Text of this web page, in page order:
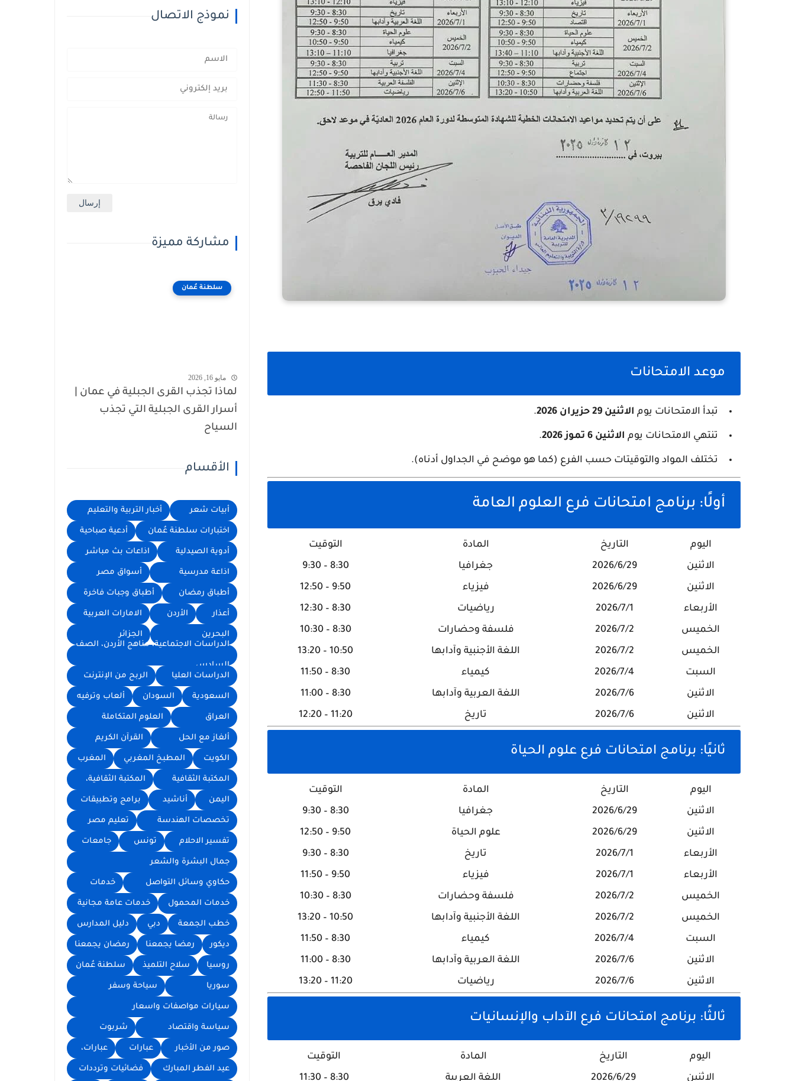
موعد الامتحانات
تبدأ الامتحانات يوم الاثنين 29 حزيران 2026 .
تنتهي الامتحانات يوم الاثنين 6 تموز 2026 .
تختلف المواد والتوقيتات حسب الفرع (كما هو موضح في الجداول أدناه).
أولًا: برنامج امتحانات فرع العلوم العامة
اليوم التاريخ المادة
التوقيت
الاثنين
2026/6/29 جغرافيا
8:30 – 9:30
الاثنين
2026/6/29 فيزياء
9:50 – 12:50
الأربعاء
2026/7/1 رياضيات
8:30 – 12:30
الخميس
2026/7/2 فلسفة وحضارات
8:30 – 10:30
الخميس
2026/7/2 اللغة الأجنبية وآدابها
10:50 – 13:20
السبت
2026/7/4 كيمياء
8:30 – 11:50
الاثنين
2026/7/6 اللغة العربية وآدابها
8:30 – 11:00
الاثنين
2026/7/6 تاريخ 11:20 – 12:20
ثانيًا: برنامج امتحانات فرع علوم الحياة
اليوم التاريخ المادة
التوقيت
الاثنين
2026/6/29 جغرافيا
8:30 – 9:30
الاثنين
2026/6/29 علوم الحياة
9:50 – 12:50
الأربعاء
2026/7/1 تاريخ
8:30 – 9:30
الأربعاء
2026/7/1 فيزياء
9:50 – 11:50
الخميس
2026/7/2 فلسفة وحضارات
8:30 – 10:30
الخميس
2026/7/2 اللغة الأجنبية وآدابها
10:50 – 13:20
السبت
2026/7/4 كيمياء
8:30 – 11:50
الاثنين
2026/7/6 اللغة العربية وآدابها
8:30 – 11:00
الاثنين
2026/7/6 رياضيات 11:20 – 13:20
ثالثًا: برنامج امتحانات فرع الآداب والإنسانيات
اليوم التاريخ المادة
التوقيت
الاثنين
2026/6/29 اللغة العربية 8:30 – 11:30
نموذج الاتصال
مشاركة مميزة
سلطنة عُمان
مايو 16, 2026
لماذا تجذب القرى الجبلية في عمان |
أسرار القرى الجبلية التي تجذب
السياح
الأقسام
أبيات شعر أخبار التربية والتعليم
اختبارات سلطنة عُمان أدعية صباحية
أدوية الصيدلية اذاعات بث مباشر
اذاعة مدرسية أسواق مصر
أطباق رمضان أطباق وجبات فاخرة
أعذار الأردن الامارات العربية
البحرين
الجزائر
الدراسات الاجتماعية، مناهج الأردن، الصف
السادس
الدراسات العليا
الربح من الإنترنت
السعودية السودان ألعاب وترفيه
العراق العلوم المتكاملة
ألغاز مع الحل القرآن الكريم
الكويت المطبخ المغربي المغرب
المكتبة الثقافية المكتبة الثقافية،
اليمن أناشيد برامج وتطبيقات
تخصصات الهندسة تعليم مصر
تفسير الاحلام تونس جامعات
جمال البشرة والشعر
حكاوي وسائل التواصل خدمات
خدمات المحمول خدمات عامة مجانية
خطب الجمعة دبي دليل المدارس
ديكور رمضا يجمعنا رمضان يجمعنا
روسيا سلاح التلميذ سلطنة عُمان
سوريا سياحة وسفر
سيارات مواصفات واسعار
سياسة واقتصاد شربوت
صور من الأخبار عبارات عبارات،
عيد الفطر المبارك فضائيات وترددات